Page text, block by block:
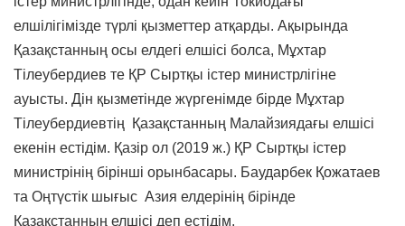
елшілігімізде түрлі қызметтер атқарды. Ақырында
Қазақстанның осы елдегі елшісі болса, Мұхтар
Тілеубердиев те ҚР Сыртқы істер министрлігіне
ауысты. Дін қызметінде жүргенімде бірде Мұхтар
Тілеубердиевтің Қазақстанның Малайзиядағы елшісі
екенін естідім. Қазір ол (2019 ж.) ҚР Сыртқы істер
министрінің бірінші орынбасары. Баударбек Қожатаев
та Оңтүстік шығыс Азия елдерінің бірінде
Қазақстанның елшісі деп естідім.